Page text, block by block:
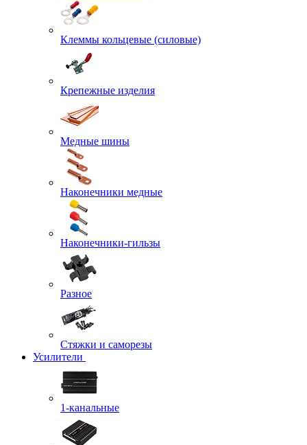
Клеммы кольцевые (силовые)
Крепежные изделия
Медные шины
Наконечники медные
Наконечники-гильзы
Разное
Стяжки и саморезы
Усилители
1-канальные